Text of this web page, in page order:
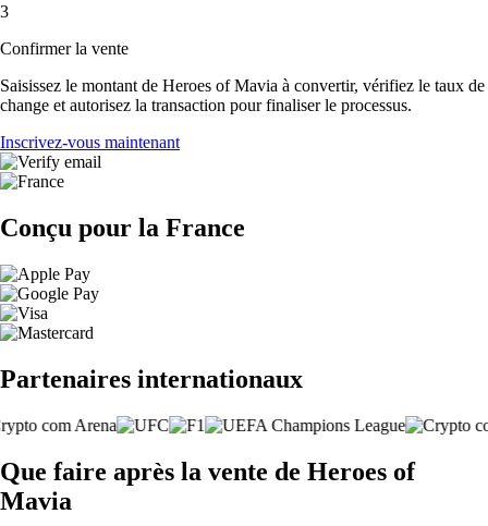
3
Confirmer la vente
Saisissez le montant de Heroes of Mavia à convertir, vérifiez le taux de
change et autorisez la transaction pour finaliser le processus.
Inscrivez-vous maintenant
Conçu pour la France
Partenaires internationaux
Que faire après la vente de Heroes of
Mavia